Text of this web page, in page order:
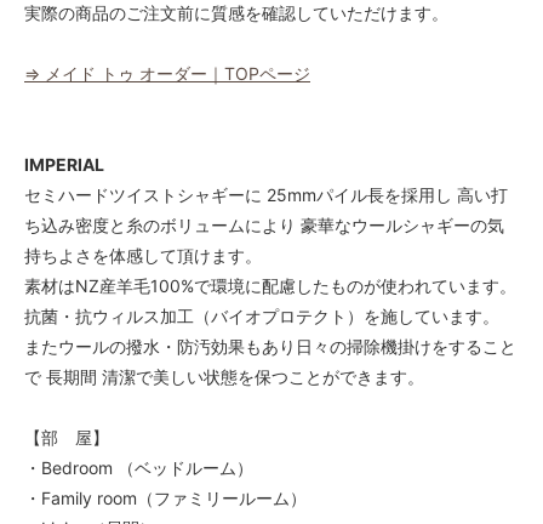
実際の商品のご注文前に質感を確認していただけます。
⇒ メイド トゥ オーダー｜TOPページ
IMPERIAL
セミハードツイストシャギーに 25mmパイル長を採用し 高い打
ち込み密度と糸のボリュームにより 豪華なウールシャギーの気
持ちよさを体感して頂けます。
素材はNZ産羊毛100%で環境に配慮したものが使われています。
抗菌・抗ウィルス加工（バイオプロテクト）を施しています。
またウールの撥水・防汚効果もあり日々の掃除機掛けをすること
で 長期間 清潔で美しい状態を保つことができます。
【部 屋】
・Bedroom （ベッドルーム）
・Family room（ファミリールーム）